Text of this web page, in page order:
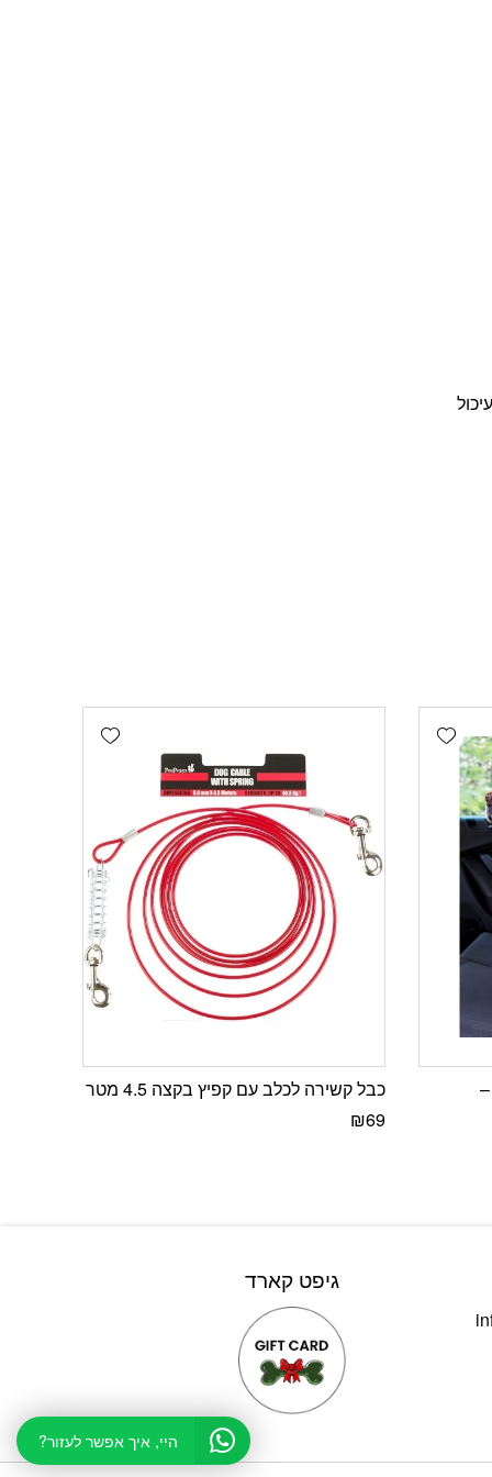
Add wishlist
Add wishlist
כבל קשירה לכלב עם קפיץ בקצה 4.5 מטר
₪69
גיפט קארד
היי, איך אפשר לעזור?